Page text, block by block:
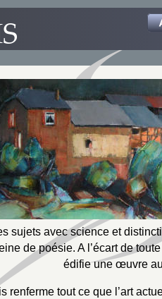
sujets avec science et
de poésie. A l’écart de
édifie une œuvre
renferme tout ce que l’art